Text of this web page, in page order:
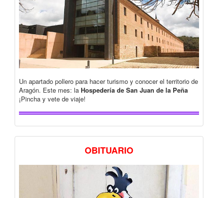
Un apartado pollero para hacer turismo y conocer el territorio de
Aragón. Este mes: la Hospedería de San Juan de la Peña
¡Pincha y vete de viaje!
OBITUARIO